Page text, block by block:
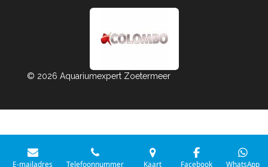
© 2026 Aquariumexpert Zoetermeer
E-mailadres Telefoonnummer Kaart Facebook WhatsApp